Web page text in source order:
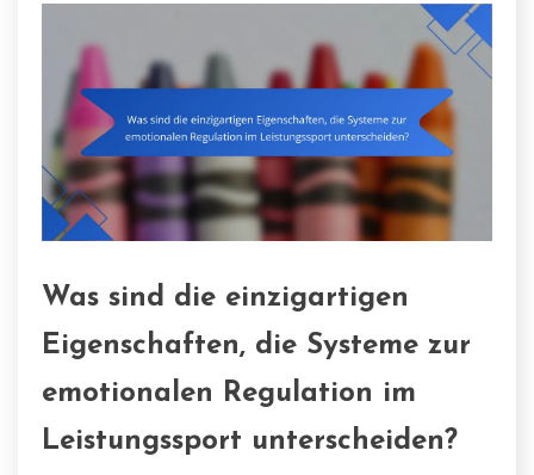
Was sind die einzigartigen
Eigenschaften, die Systeme zur
emotionalen Regulation im
Leistungssport unterscheiden?